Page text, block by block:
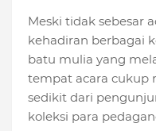
Meski tidak sebesar
kehadiran berbagai
batu mulia yang
tempat acara cukup
sedikit dari
koleksi para